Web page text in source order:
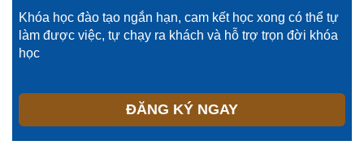
Khóa học đào tạo ngắn hạn, cam kết học xong có thể tự
làm được việc, tự chạy ra khách và hỗ trợ trọn đời khóa
học
ĐĂNG KÝ NGAY